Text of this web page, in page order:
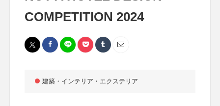
COMPETITION 2024
建築・インテリア・エクステリア